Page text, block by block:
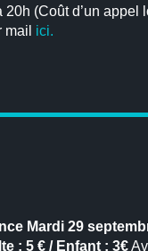
20h (Coût d’un appel
mail ici.
Mardi 29
: 5 € / Enfant : 3€